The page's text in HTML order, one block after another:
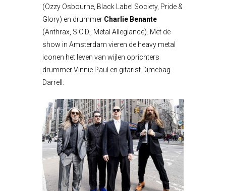
(Ozzy Osbourne, Black Label Society, Pride &
Glory) en drummer Charlie Benante
(Anthrax, S.O.D., Metal Allegiance). Met de
show in Amsterdam vieren de heavy metal
iconen het leven van wijlen oprichters
drummer Vinnie Paul en gitarist Dimebag
Darrell.